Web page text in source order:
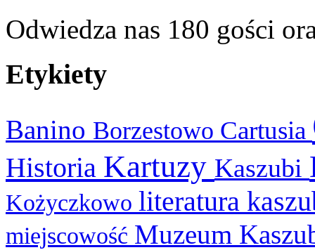
Odwiedza nas 180 gości
Etykiety
Banino Borzestowo Cartusia
Historia Kartuzy Kaszubi
Kożyczkowo literatura
miejscowość Muzeum